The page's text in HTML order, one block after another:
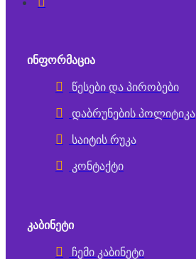
ᲘᲜᲤᲝᲠᲛᲐᲪᲘᲐ
წესები და პირობები
დაბრუნების პოლიტიკა
საიტის რუკა
კონტაქტი
ᲙᲐᲑᲘᲜᲔᲢᲘ
ჩემი კაბინეტი